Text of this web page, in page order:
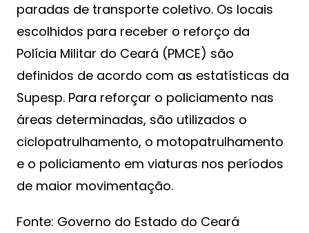
paradas de transporte coletivo. Os locais
escolhidos para receber o reforço da
Polícia Militar do Ceará (PMCE) são
definidos de acordo com as estatísticas da
Supesp. Para reforçar o policiamento nas
áreas determinadas, são utilizados o
ciclopatrulhamento, o motopatrulhamento
e o policiamento em viaturas nos períodos
de maior movimentação.
Fonte: Governo do Estado do Ceará